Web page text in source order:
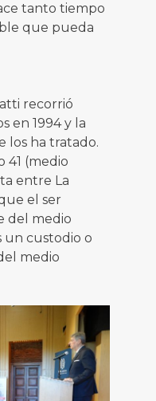
tanto tiempo
que pueda
recorrió
en 1994 y la
los ha tratado.
41 (medio
entre La
el ser
del medio
un custodio o
medio